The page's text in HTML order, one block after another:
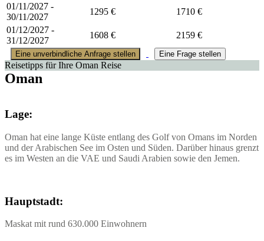
01/11/2027 -
30/11/2027
1295 €
1710 €
01/12/2027 -
31/12/2027
1608 € 2159 €
Eine unverbindliche Anfrage stellen Eine Frage stellen
Reisetipps für Ihre Oman Reise
Oman
Lage:
Oman hat eine lange Küste entlang des Golf von Omans im Norden
und der Arabischen See im Osten und Süden. Darüber hinaus grenzt
es im Westen an die VAE und Saudi Arabien sowie den Jemen.
Hauptstadt:
Maskat mit rund 630.000 Einwohnern